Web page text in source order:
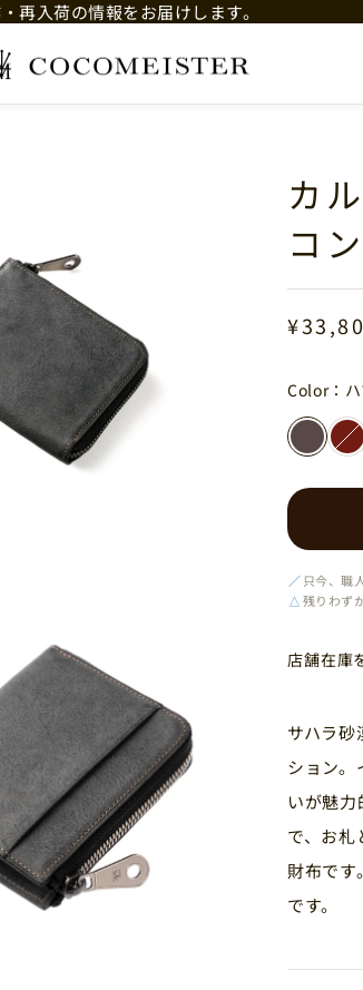
再入荷の情報をお届けします。
マイスター公式WEB
カ
コ
Color：
ハマダ
／ 只今、職
△ 残りわず
店舗在庫
サハラ砂
ション。
いが魅
で、お札
財布です
です。